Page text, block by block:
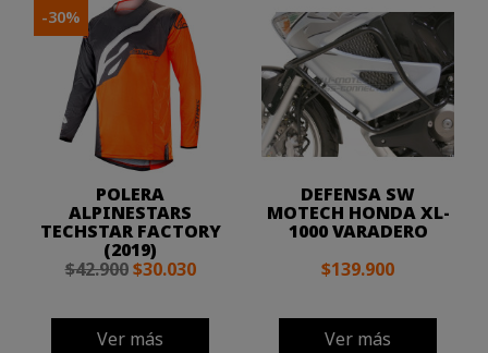
POLERA
ALPINESTARS
TECHSTAR FACTORY
(2019)
$42.900 $30.030
Ver más
-30%
DEFENSA SW
MOTECH HONDA XL-
1000 VARADERO
$139.900
Ver más